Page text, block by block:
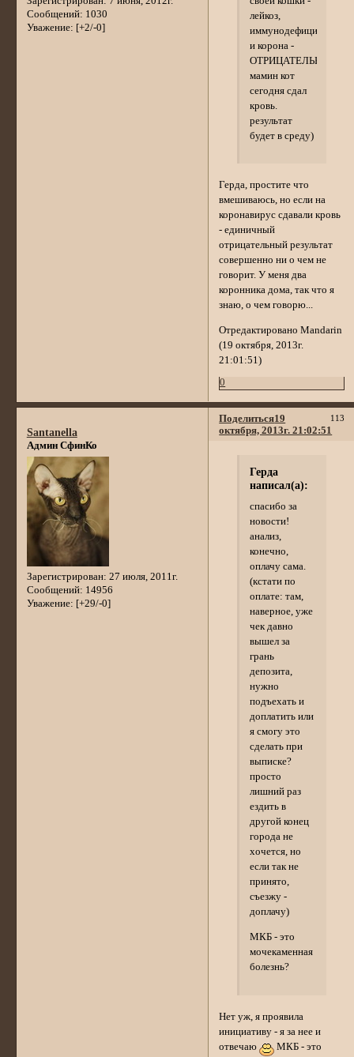
Сообщений: 1030
Уважение: [+2/-0]
лейкоз,
иммунодефицит
и корона -
ОТРИЦАТЕЛЬНО
мамин кот
сегодня сдал
кровь.
результат
будет в среду)
Герда, простите что
вмешиваюсь, но если на
коронавирус сдавали кровь
- единичный
отрицательный результат
совершенно ни о чем не
говорит. У меня два
коронника дома, так что я
знаю, о чем говорю...
Отредактировано Mandarin
(19 октября, 2013г.
21:01:51)
0
Поделиться 113
19
октября, 2013г. 21:02:51
Santanella
Админ СфинКо
Зарегистрирован: 27 июля, 2011г.
Сообщений: 14956
Уважение: [+29/-0]
Герда
написал(а):
спасибо за
новости!
анализ,
конечно,
оплачу сама.
(кстати по
оплате: там,
наверное, уже
чек давно
вышел за
грань
депозита,
нужно
подъехать и
доплатить или
я смогу это
сделать при
выписке?
просто
лишний раз
ездить в
другой конец
города не
хочется, но
если так не
принято,
съезжу -
доплачу)
МКБ - это
мочекаменная
болезнь?
Нет уж, я проявила
инициативу - я за нее и
отвечаю
МКБ - это